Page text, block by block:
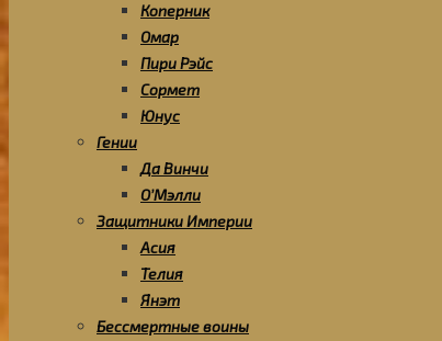
Коперник
Омар
Пири Рэйс
Сормет
Юнус
Гении
Да Винчи
О’Мэлли
Защитники Империи
Асия
Телия
Янэт
Бессмертные воины